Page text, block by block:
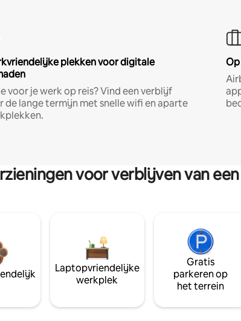
plekken voor digitale
voor je werk op reis? Vind een verblijf
de lange termijn met snelle wifi en aparte
voor verblijven van
Laptopvriendelijke
werkplek
Gratis
parkeren op
het terrein